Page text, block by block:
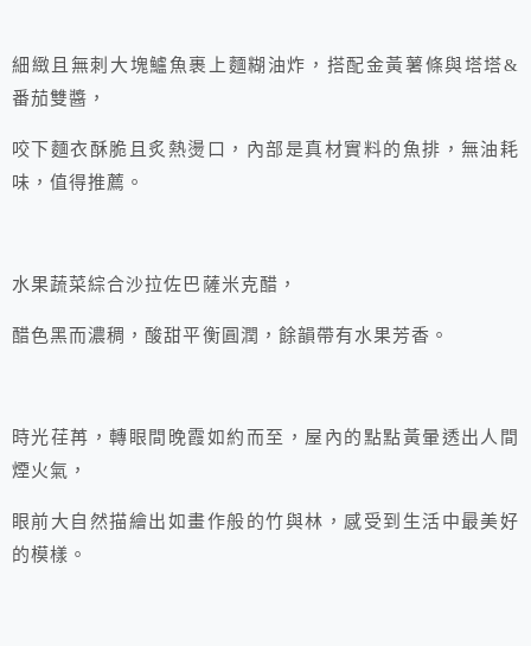
細緻且無刺大塊鱸魚裹上麵糊油炸，搭配金黃薯條與塔塔&
番茄雙醬，
咬下麵衣酥脆且炙熱燙口，內部是真材實料的魚排，無油耗
味，值得推薦。
水果蔬菜綜合沙拉佐巴薩米克醋，
醋色黑而濃稠，酸甜平衡圓潤，餘韻帶有水果芳香。
時光荏苒，轉眼間晚霞如約而至，屋內的點點黃暈透出人間
煙火氣，
眼前大自然描繪出如畫作般的竹與林，感受到生活中最美好
的模樣。